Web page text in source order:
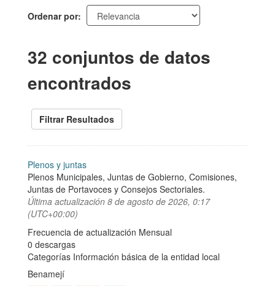
Ordenar por
32 conjuntos de datos
encontrados
Filtrar Resultados
Plenos y juntas
Plenos Municipales, Juntas de Gobierno, Comisiones,
Juntas de Portavoces y Consejos Sectoriales.
Última actualización 8 de agosto de 2026, 0:17
(UTC+00:00)
Frecuencia de actualización Mensual
0 descargas
Categorías Información básica de la entidad local
Benamejí